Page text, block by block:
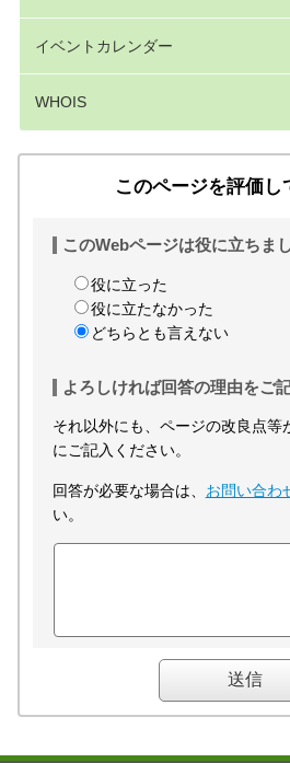
イベントカレンダー
WHOIS
このページを評価し
このWebページは役に立ちま
役に立った
役に立たなかった
どちらとも言えない
よろしければ回答の理由をご
それ以外にも、ページの改良点等
にご記入ください。
回答が必要な場合は、 お問い合わ
い。